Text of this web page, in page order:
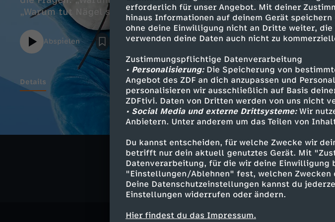
erforderlich für unser Angebot. Mit deiner
hinaus Informationen auf deinem Gerät
ohne deine Einwilligung nicht an Dritte weiter,
verwenden deine Daten auch nicht zu
Zustimmungspflichtige Datenverarbeitung
• Personalisierung:Die Speicherung von
Angebot des ZDF an dich anzupassen und
personalisieren wir ausschließlich auf Basis
ZDFtivi. Daten von Dritten werden von uns nicht
• Social Media und externe Drittsysteme:Wir
Anbietern. Unter anderem um das Teilen von
Du kannst entscheiden, für welche Zwecke wir
betrifft nur dein aktuell genutztes Gerät. Mit
Datenverarbeitung, für die wir deine Einwilligung
"Einstellungen/Ablehnen" fest, welchen
Deine Datenschutzeinstellungen kannst du
Einstellungen widerrufen oder ändern.
Hier findest du das Impressum.
„Warum tut Nägel schneiden nicht weh?“.
Abspielen
Details
Bildung Animation lehrreich